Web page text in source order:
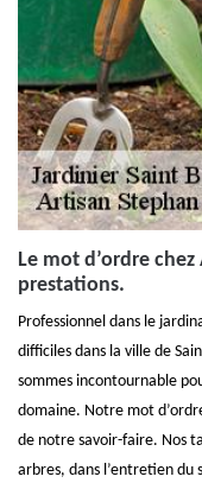
Le mot d’ordre
prestations.
Professionnel dans le
difficiles dans la ville de
sommes incontournable
domaine. Notre mot
de notre savoir-faire. Nos
arbres, dans l’entretien